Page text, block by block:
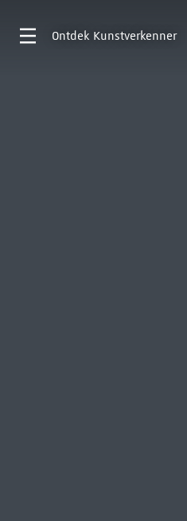
Ontdek Kunstverkenner